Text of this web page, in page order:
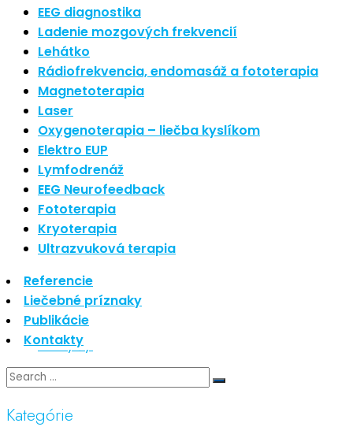
EEG diagnostika
Ladenie mozgových frekvencií
Lehátko
Rádiofrekvencia, endomasáž a fototerapia
Magnetoterapia
Laser
Oxygenoterapia – liečba kyslíkom
Elektro EUP
Lymfodrenáž
EEG Neurofeedback
Fototerapia
Kryoterapia
Ultrazvuková terapia
Referencie
Liečebné príznaky
Publikácie
Kontakty
Nové polarizované svetlo
So psoriázou netreba žiť
Rozšírenie služieb
Hudba a vývoj mozgu
Najnovšie komentáre
Žiadne komentáre na zobrazenie.
Archív
september 2021
apríl 2021
august 2020
Kategórie
Nezaradené
Skin Care
Zdravý štýl
Kategórie